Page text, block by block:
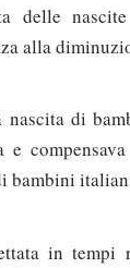
delle
alla
di
e
bambini
in tempi